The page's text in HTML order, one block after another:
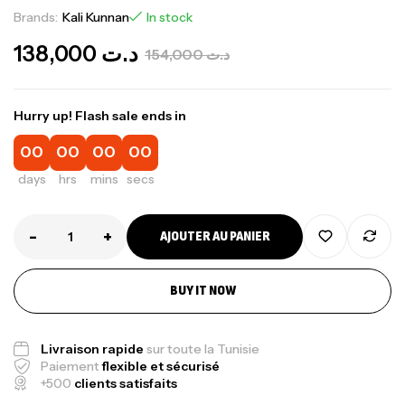
Brands: Kali Kunnan In stock
د.ت154,000 د.ت
Hurry up! Flash sale ends in
00
days
00
hrs
00
mins
00
secs
- + AJOUTER AU PANIER
BUY IT NOW
Livraison rapide sur toute la Tunisie
Paiementflexible et sécurisé
+500 clients satisfaits